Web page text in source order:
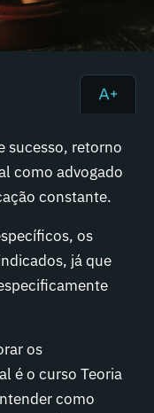
sucesso, retorno
como advogado
constante.
os
já que
os
é o curso Teoria
como